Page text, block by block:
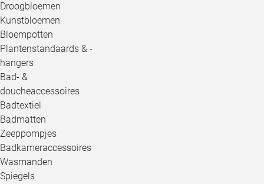
Droogbloemen
Kunstbloemen
Bloempotten
Plantenstandaards & -
hangers
Bad- &
doucheaccessoires
Badtextiel
Badmatten
Zeeppompjes
Badkameraccessoires
Wasmanden
Spiegels